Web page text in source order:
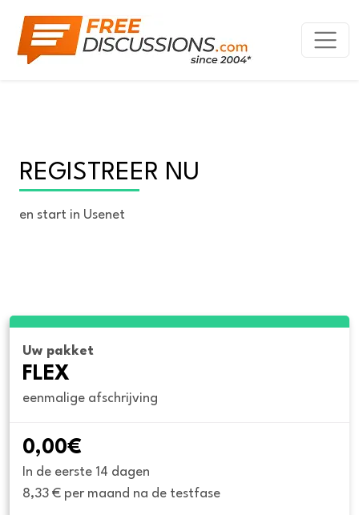
REGISTREER NU
en start in Usenet
Uw pakket
FLEX
eenmalige afschrijving
0,00€
In de eerste 14 dagen
8,33 € per maand na de testfase